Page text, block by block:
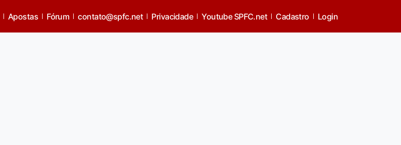
Apostas Fórum contato@spfc.net Privacidade Youtube SPFC.net Cadastro Login